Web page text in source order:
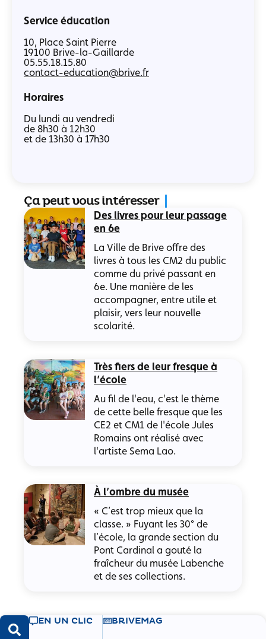
Service éducation
10, Place Saint Pierre
19100 Brive-la-Gaillarde
05.55.18.15.80
contact-education@brive.fr
Horaires
Du lundi au vendredi
de 8h30 à 12h30
et de 13h30 à 17h30
Ça peut vous intéresser
Des livres pour leur passage
en 6e
La Ville de Brive offre des
livres à tous les CM2 du public
comme du privé passant en
6e. Une manière de les
accompagner, entre utile et
plaisir, vers leur nouvelle
scolarité.
Très fiers de leur fresque à
l’école
Au fil de l'eau, c'est le thème
de cette belle fresque que les
CE2 et CM1 de l'école Jules
Romains ont réalisé avec
l'artiste Sema Lao.
À l’ombre du musée
« C’est trop mieux que la
classe. » Fuyant les 30° de
l’école, la grande section du
Pont Cardinal a gouté la
fraîcheur du musée Labenche
et de ses collections.
EN UN CLIC BRIVEMAG